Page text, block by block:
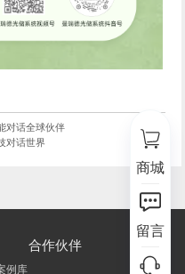
对话全球伙伴
对话世界
例库
合作伙伴
商城
留言